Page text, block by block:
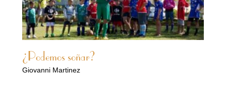
¿Podemos soñar?
Giovanni Martinez